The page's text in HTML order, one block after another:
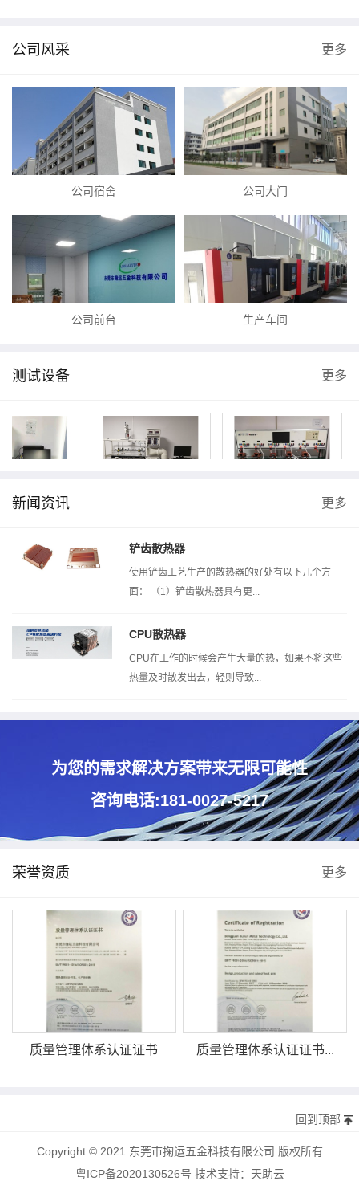
公司风采 更多
公司宿舍 公司大门
公司前台 生产车间
测试设备 更多
新闻资讯 更多
铲齿散热器
使用铲齿工艺生产的散热器的好处有以下几个方
面： （1）铲齿散热器具有更...
CPU散热器
CPU在工作的时候会产生大量的热，如果不将这些
热量及时散发出去，轻则导致...
为您的需求解决方案带来无限可能性
咨询电话:181-0027-5217
荣誉资质 更多
质量管理体系认证证书 质量管理体系认证证书...
回到顶部
Copyright © 2021 东莞市掬运五金科技有限公司 版权所有
粤ICP备2020130526号 技术支持： 天助云